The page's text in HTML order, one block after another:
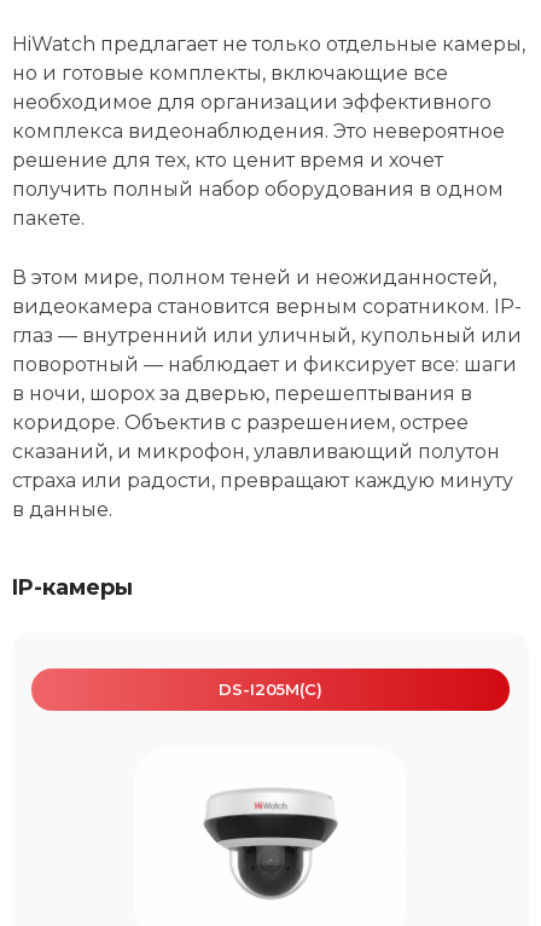
HiWatch предлагает не только отдельные камеры,
но и готовые комплекты, включающие все
необходимое для организации эффективного
комплекса видеонаблюдения. Это невероятное
решение для тех, кто ценит время и хочет
получить полный набор оборудования в одном
пакете.
В этом мире, полном теней и неожиданностей,
видеокамера становится верным соратником. IP-
глаз — внутренний или уличный, купольный или
поворотный — наблюдает и фиксирует все: шаги
в ночи, шорох за дверью, перешептывания в
коридоре. Объектив с разрешением, острее
сказаний, и микрофон, улавливающий полутон
страха или радости, превращают каждую минуту
в данные.
IP-камеры
DS-I205M(С)